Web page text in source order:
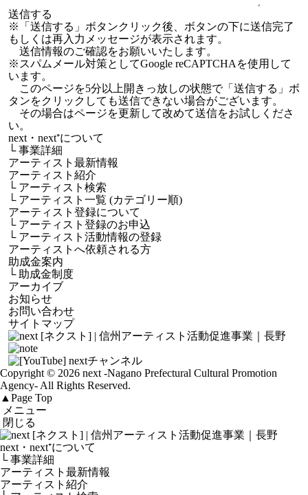
※「送信する」ボタンクリック後、ボタンの下に送信完了
もしくは再入力メッセージが表示されます。
送信情報のご確認をお願いいたします。
※スパムメール対策としてGoogle reCAPTCHAを使用して
います。
このページを5分以上開きっ放しの状態で「送信する」ボ
タンをクリックしても送信できない場合がございます。
その場合はページを更新して改めて送信をお試しくださ
い。
next・next⁺について
└事業詳細
アーティスト最新情報
アーティスト紹介
└ アーティスト検索
└ アーティスト一覧 (カテゴリー順)
アーティスト登録について
└ アーティスト登録のお申込
└ アーティスト活動情報の登録
アーティストへ依頼される方
助成金案内
└ 助成金制度
アーカイブ
お知らせ
お問い合わせ
サイトマップ
Copyright © 2026 next -Nagano Prefectural Cultural Promotion
Agency- All Rights Reserved.
▲ Page Top
メニュー
閉じる
next・next⁺について
└ 事業詳細
アーティスト最新情報
アーティスト紹介